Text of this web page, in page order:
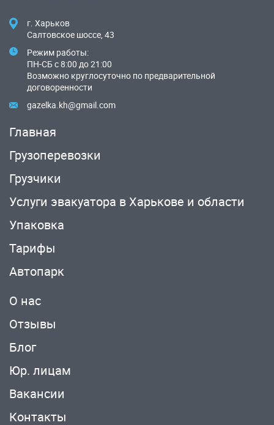
г. Харьков
Салтовское шоссе, 43
Режим работы:
ПН-СБ с 8:00 до 21:00
Возможно круглосуточно по предварительной
договоренности
gazelka.kh@gmail.com
Главная
Грузоперевозки
Грузчики
Услуги эвакуатора в Харькове и области
Упаковка
Тарифы
Автопарк
О нас
Отзывы
Блог
Юр. лицам
Вакансии
Контакты